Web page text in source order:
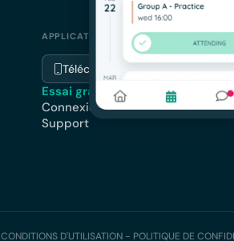
APPLICATION
Télécharger l'application
Essai gratuit
Connexion
Support
CONDITIONS D'UTILISATION - POLITIQUE DE